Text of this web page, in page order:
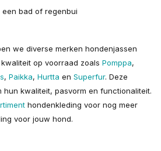
bad of regenbui
we diverse merken hondenjassen
op voorraad zoals Pomppa,
, Paikka, Hurtta en Superfur. Deze
hun kwaliteit, pasvorm en functionaliteit.
hondenkleding voor nog meer
voor jouw hond.